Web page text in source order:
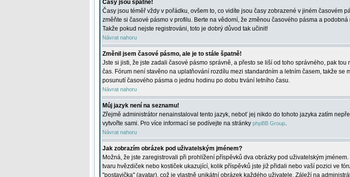
Časy jsou špatně!
Časy jsou téměř vždy v pořádku, ovšem to, co vidíte jsou časy zobrazené v jiném časovém
změňte si časové pásmo v profilu. Berte na vědomí, že změnou časového pásma a
Takže pokud nejste registrováni, toto je dobrý důvod tak učinit!
Návrat nahoru
Změnil jsem časové pásmo, ale je to stále špatně!
Jste si jisti, že jste zadali časové pásmo správně, a přesto se liší od toho správného, pak
čas. Fórum není stavěno na uplatňování rozdílu mezi standardním a letním časem, takže se
posunutí časového pásma o jednu hodinu po dobu trvání letního času.
Návrat nahoru
Můj jazyk není na seznamu!
Zřejmě administrátor nenainstaloval tento jazyk, neboť jej nikdo do tohoto jazyka zatím
vytvořte sami. Pro více informací se podívejte na stránky phpBB Group.
Návrat nahoru
Jak zobrazím obrázek pod uživatelským jménem?
Možná, že jste zaregistrovali při prohlížení příspěvků dva obrázky pod uživatelským
tvaru hvězdiček nebo kostiček ukazující, kolik příspěvků jste již přidali nebo vaší pozici ve
"postavička" (avatar), což je vlastně unikátní obrázek každého uživatele. Záleží na